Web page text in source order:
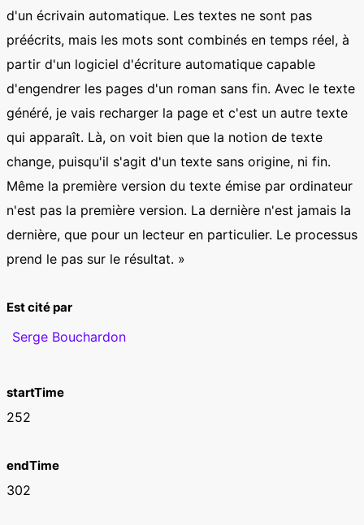
d'un écrivain automatique. Les textes ne sont pas
préécrits, mais les mots sont combinés en temps réel, à
partir d'un logiciel d'écriture automatique capable
d'engendrer les pages d'un roman sans fin. Avec le texte
généré, je vais recharger la page et c'est un autre texte
qui apparaît. Là, on voit bien que la notion de texte
change, puisqu'il s'agit d'un texte sans origine, ni fin.
Même la première version du texte émise par ordinateur
n'est pas la première version. La dernière n'est jamais la
dernière, que pour un lecteur en particulier. Le processus
prend le pas sur le résultat. »
Est cité par
Serge Bouchardon
startTime
252
endTime
302